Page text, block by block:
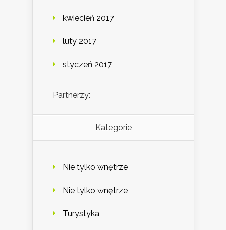
kwiecień 2017
luty 2017
styczeń 2017
Partnerzy:
Kategorie
Nie tylko wnętrze
Nie tylko wnętrze
Turystyka